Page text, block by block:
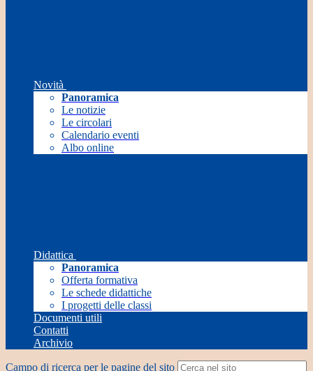
Novità
Panoramica
Le notizie
Le circolari
Calendario eventi
Albo online
Didattica
Panoramica
Offerta formativa
Le schede didattiche
I progetti delle classi
Documenti utili
Contatti
Archivio
Campo di ricerca per le pagine del sito